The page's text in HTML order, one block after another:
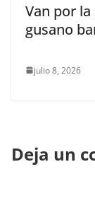
Van por
gusano
julio 8, 2026
Deja un